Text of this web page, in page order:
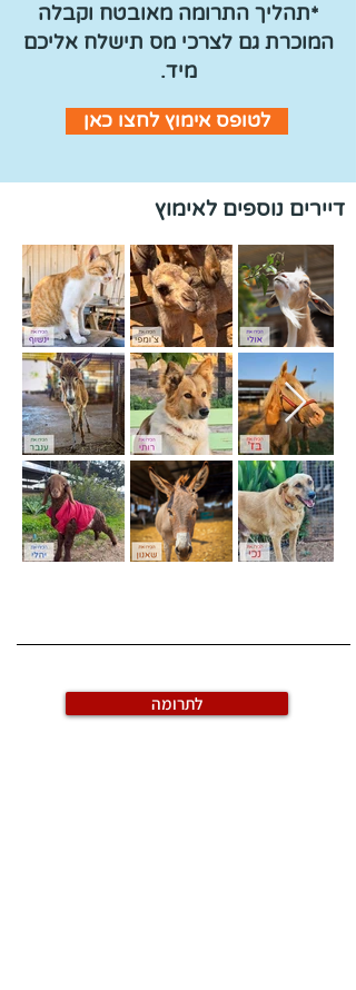
*תהליך התרומה מאובטח וקבלה
המוכרת גם לצרכי מס תישלח אליכם
מיד.
לטופס אימוץ לחצו כאן
דיירים נוספים לאימוץ
לתרומה